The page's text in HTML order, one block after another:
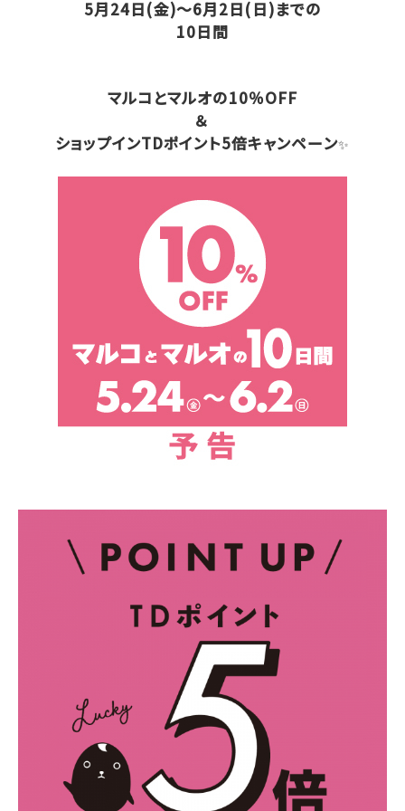
5月24日(金)～6月2日(日)までの
10日間
マルコとマルオの10％OFF
＆
ショップインTDポイント5倍キャンペーン✨